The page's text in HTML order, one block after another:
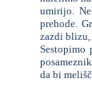
umirijo.
prehode.
zazdi blizu,
Sestopimo
da bi